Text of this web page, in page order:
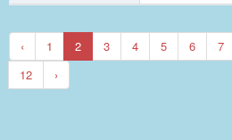
‹ 1 2 3 4 5 6 7
12
›